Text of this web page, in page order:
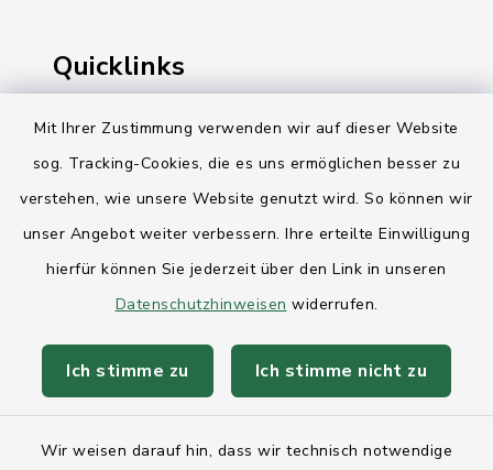
Mit Ihrer Zustimmung verwenden wir auf dieser Website
sog. Tracking-Cookies, die es uns ermöglichen besser zu
verstehen, wie unsere Website genutzt wird. So können wir
unser Angebot weiter verbessern. Ihre erteilte Einwilligung
hierfür können Sie jederzeit über den Link in unseren
Datenschutzhinweisen widerrufen.
Ich stimme zu Ich stimme nicht zu
Wir weisen darauf hin, dass wir technisch notwendige
Quicklinks
Ihre Behördennummer 115
Landesregierung Schleswig-Holstein
AktivRegion Mittelholstein